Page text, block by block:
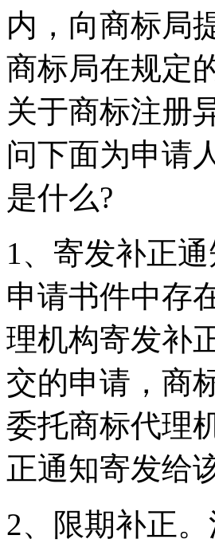
内，向商标局
商标局在规定
关于商标注册
问下面为申请
是什么?
1、寄发补正
申请书件中存
理机构寄发补
交的申请，商
委托商标代理
正通知寄发给
2、限期补正